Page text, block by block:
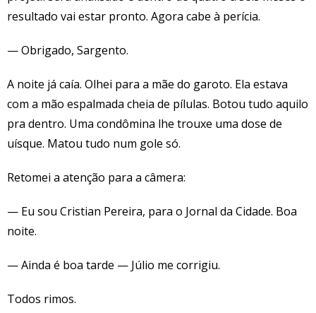
resultado vai estar pronto. Agora cabe à perícia.
— Obrigado, Sargento.
A noite já caía. Olhei para a mãe do garoto. Ela estava
com a mão espalmada cheia de pílulas. Botou tudo aquilo
pra dentro. Uma condômina lhe trouxe uma dose de
uísque. Matou tudo num gole só.
Retomei a atenção para a câmera:
— Eu sou Cristian Pereira, para o Jornal da Cidade. Boa
noite.
— Ainda é boa tarde — Júlio me corrigiu.
Todos rimos.